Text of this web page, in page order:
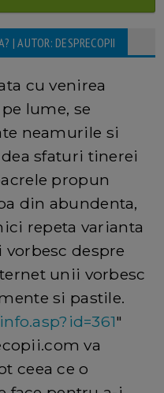
| AUTOR: DESPRECOPII
cu venirea
lume, se
neamurile si
sfaturi tinerei
propun
din abundenta,
repeta varianta
despre
unii vorbesc
si pastile.
"
va
ceea ce o